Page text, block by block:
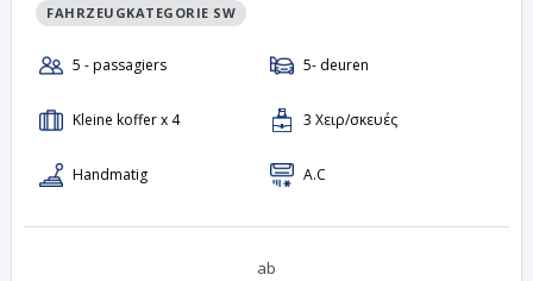
FAHRZEUGKATEGORIE SW
ab